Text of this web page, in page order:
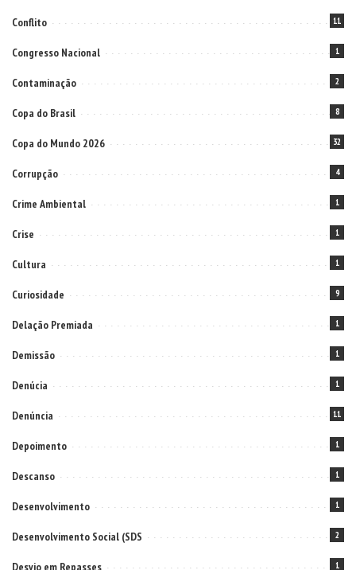
Conflito 11
Congresso Nacional 1
Contaminação 2
Copa do Brasil 8
Copa do Mundo 2026 32
Corrupção 4
Crime Ambiental 1
Crise 1
Cultura 1
Curiosidade 9
Delação Premiada 1
Demissão 1
Denúcia 1
Denúncia 11
Depoimento 1
Descanso 1
Desenvolvimento 1
Desenvolvimento Social (SDS 2
Desvio em Repasses 1